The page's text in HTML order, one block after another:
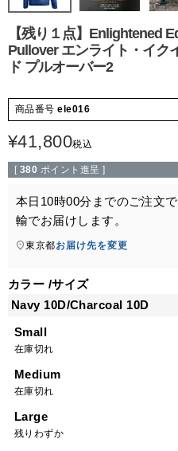
【残り１点】Enlightened
Pullover エンライト・イク
ド プルオーバー2
商品番号 ele016
¥41,800税込
[ 380 ポイント進呈 ]
本日 10時00分 までのご注文で
輸でお届けします。
東京都お届け先を変更
カラー サイズ
Navy 10D/Charcoal 10D
Small
在庫切れ
Medium
在庫切れ
Large
残りわずか